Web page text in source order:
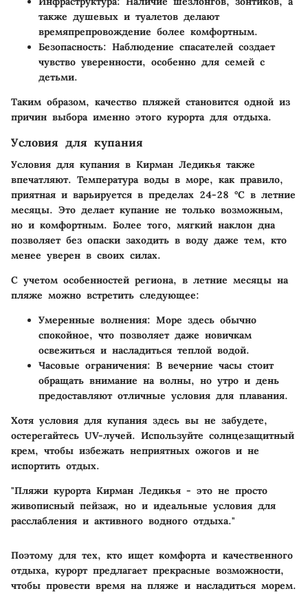
также душевых и туалетов делают
времяпрепровождение более комфортным.
Безопасность: Наблюдение спасателей создает
чувство уверенности, особенно для семей с
детьми.
Таким образом, качество пляжей становится одной из
причин выбора именно этого курорта для отдыха.
Условия для купания
Условия для купания в Кирман Ледикья также
впечатляют. Температура воды в море, как правило,
приятная и варьируется в пределах 24-28 °C в летние
месяцы. Это делает купание не только возможным,
но и комфортным. Более того, мягкий наклон дна
позволяет без опаски заходить в воду даже тем, кто
менее уверен в своих силах.
С учетом особенностей региона, в летние месяцы на
пляже можно встретить следующее:
Умеренные волнения: Море здесь обычно
спокойное, что позволяет даже новичкам
освежиться и насладиться теплой водой.
Часовые ограничения: В вечерние часы стоит
обращать внимание на волны, но утро и день
предоставляют отличные условия для плавания.
Хотя условия для купания здесь вы не забудете,
остерегайтесь UV-лучей. Используйте солнцезащитный
крем, чтобы избежать неприятных ожогов и не
испортить отдых.
"Пляжи курорта Кирман Ледикья - это не просто
живописный пейзаж, но и идеальные условия для
расслабления и активного водного отдыха."
Поэтому для тех, кто ищет комфорта и качественного
отдыха, курорт предлагает прекрасные возможности,
чтобы провести время на пляже и насладиться морем.